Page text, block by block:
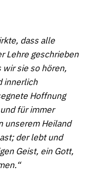
dass alle
Lehre geschrieben
wir sie so hören,
innerlich
Hoffnung
für immer
unserem Heiland
der lebt und
Geist, ein Gott,